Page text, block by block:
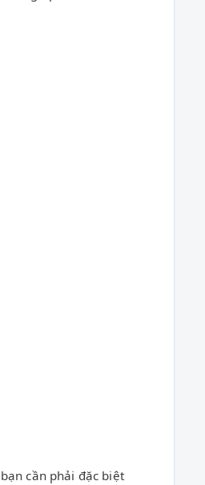
cần phải đặc biệt